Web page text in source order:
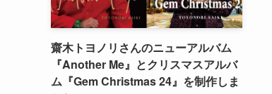
齋木トヨノリさんのニューアルバム
『Another Me』とクリスマスアルバ
ム『Gem Christmas 24』を制作しま